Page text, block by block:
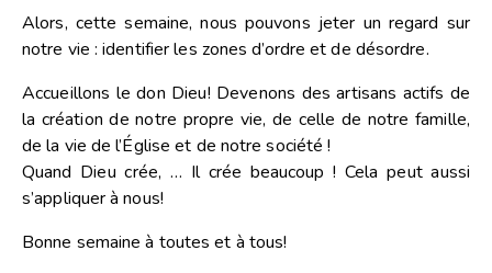
Alors, cette semaine, nous pouvons jeter un regard sur
notre vie : identifier les zones d’ordre et de désordre.
Accueillons le don Dieu! Devenons des artisans actifs de
la création de notre propre vie, de celle de notre famille,
de la vie de l’Église et de notre société !
Quand Dieu crée, … Il crée beaucoup ! Cela peut aussi
s’appliquer à nous!
Bonne semaine à toutes et à tous!